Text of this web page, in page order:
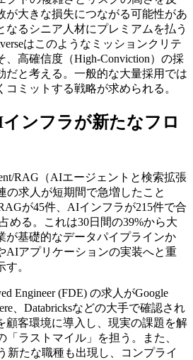
が大きな損失につながる可能性があ
なるシニア人材にプレミアムを払う
はこのようなミッションクリテ
、高確信度（High-Conviction）の採
だと考える。一般的な大量採用では
ミットする戦略が求められる。
ンフラが新たなフロ
RAG（AIエージェントと検索拡張
の求人が短期間で急増したこと
が45件、AIインフラが215件で合
める。これは30日間の39%から大
が基礎的なデータパイプラインか
AIアプリケーションの実装へと重
。
Engineer (FDE) の求人がGoogle
、Databricksなどの大手で確認され
顧客環境に導入し、現実の課題を解
ラストマイル」を担う。また、
新たな職種も出現し、コンプライ